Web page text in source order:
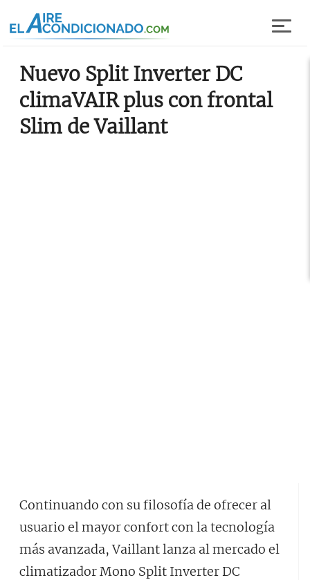
Nuevo Split Inverter DC
climaVAIR plus con frontal
Slim de Vaillant
Continuando con su filosofía de ofrecer al
usuario el mayor confort con la tecnología
más avanzada, Vaillant lanza al mercado el
climatizador Mono Split Inverter DC